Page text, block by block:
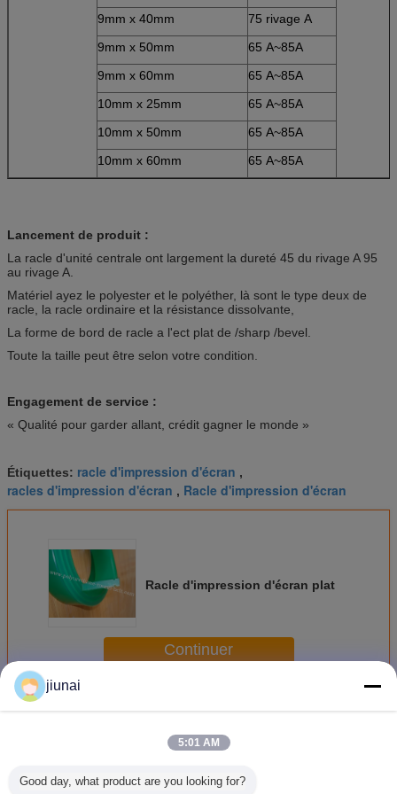
9mm x 40mm
75 rivage A
9mm x 50mm
65 A~85A
9mm x 60mm
65 A~85A
10mm x 25mm
65 A~85A
10mm x 50mm
65 A~85A
10mm x 60mm
65 A~85A
Lancement de produit :
La racle d'unité centrale ont largement la dureté 45 du rivage A 95
au rivage A.
Matériel ayez le polyester et le polyéther, là sont le type deux de
racle, la racle ordinaire et la résistance dissolvante,
La forme de bord de racle a l'ect plat de /sharp /bevel.
Toute la taille peut être selon votre condition.
Engagement de service :
« Qualité pour garder allant, crédit gagner le monde »
Étiquettes: racle d'impression d'écran ,
racles d'impression d'écran , Racle d'impression d'écran
Racle d'impression d'écran plat
Continuer
PlusRacle d'impression d'écran
jiunai
5:01 AM
Good day, what product are you looking for?